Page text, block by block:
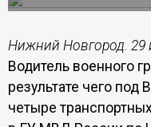
Нижний Новгород. 29
Водитель военного
результате чего под
четыре